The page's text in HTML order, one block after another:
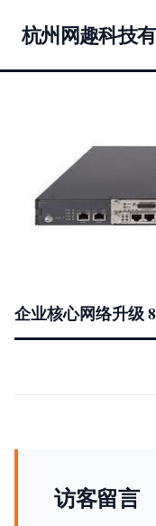
杭州网趣科技
企业核心网络升级
访客留言